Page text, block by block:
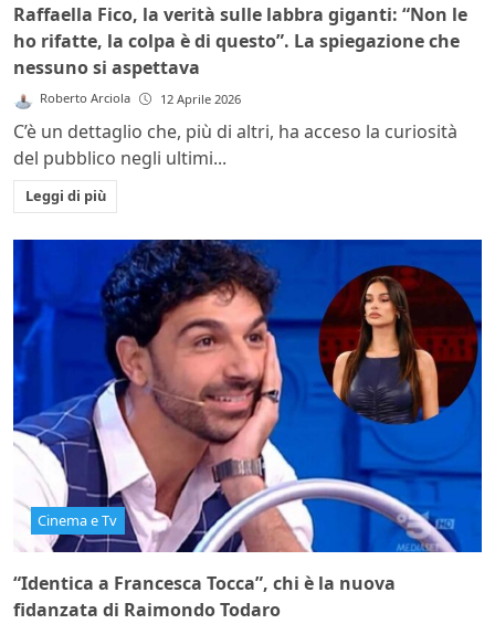
Raffaella Fico, la verità sulle labbra giganti: “Non le
ho rifatte, la colpa è di questo”. La spiegazione che
nessuno si aspettava
Roberto Arciola 12 Aprile 2026
C’è un dettaglio che, più di altri, ha acceso la curiosità
del pubblico negli ultimi...
Leggi di più
Cinema e Tv
“Identica a Francesca Tocca”, chi è la nuova
fidanzata di Raimondo Todaro